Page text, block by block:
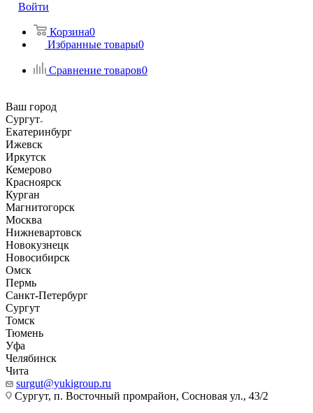
Войти
Корзина0
Избранные товары0
Сравнение товаров0
Ваш город
Сургут
Екатеринбург
Ижевск
Иркутск
Кемерово
Красноярск
Курган
Магнитогорск
Москва
Нижневартовск
Новокузнецк
Новосибирск
Омск
Пермь
Санкт-Петербург
Сургут
Томск
Тюмень
Уфа
Челябинск
Чита
surgut@yukigroup.ru
Сургут, п. Восточный промрайон, Сосновая ул., 43/2